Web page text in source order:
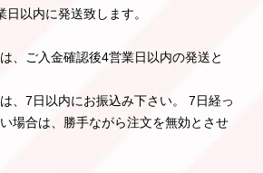
以内に発送致します。
、ご入金確認後4営業日以内の発送と
、7日以内にお振込み下さい。 7日経っ
場合は、勝手ながら注文を無効とさせ